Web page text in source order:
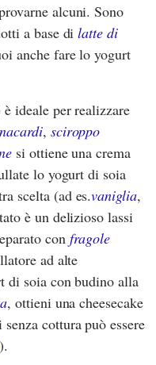
alcuni. Sono
a base dilatte di
anche fare lo yogurt
ideale per realizzare
, sciroppo
si ottiene una crema
lo yogurt di soia
scelta (ad es.vaniglia,
è un delizioso lassi
con fragole
ad alte
di soia con budino alla
, ottieni una cheesecake
cottura può essere
).